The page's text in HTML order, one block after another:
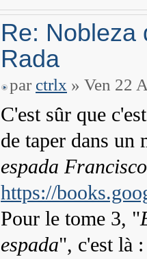
Re: Nobleza
Rada
par ctrlx » Ven 22
C'est sûr que
de taper dans un
espada
https://
Pour le tome 3, "
espada", c'est là